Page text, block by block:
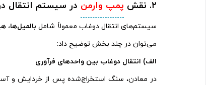
۲. نقش پمپ وارمن در سیستم انتقال
سیستم‌های انتقال دوغاب معمولاً شامل بالمیل‌ها،
می‌توان در چند بخش توضیح داد:
الف) انتقال دوغاب بین واحدهای فرآوری
در معادن، سنگ استخراج‌شده پس از خردایش و